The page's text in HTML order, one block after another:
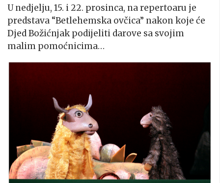
U nedjelju, 15. i 22. prosinca, na repertoaru je
predstava “Betlehemska ovčica” nakon koje će
Djed Božićnjak podijeliti darove sa svojim
malim pomoćnicima…